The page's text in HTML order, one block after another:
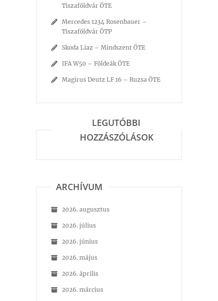
Tiszaföldvár ÖTE
Mercedes 1234 Rosenbauer –
Tiszaföldvár ÖTP
Skoda Liaz – Mindszent ÖTE
IFA W50 – Földeák ÖTE
Magirus Deutz LF 16 – Ruzsa ÖTE
LEGUTÓBBI
HOZZÁSZÓLÁSOK
ARCHÍVUM
2026. augusztus
2026. július
2026. június
2026. május
2026. április
2026. március